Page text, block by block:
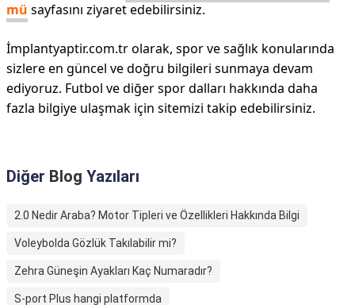
mü sayfasını ziyaret edebilirsiniz.
İmplantyaptir.com.tr olarak, spor ve sağlık konularında
sizlere en güncel ve doğru bilgileri sunmaya devam
ediyoruz. Futbol ve diğer spor dalları hakkında daha
fazla bilgiye ulaşmak için sitemizi takip edebilirsiniz.
Diğer Blog Yazıları
2.0 Nedir Araba? Motor Tipleri ve Özellikleri Hakkında Bilgi
Voleybolda Gözlük Takılabilir mi?
Zehra Güneşin Ayakları Kaç Numaradır?
S-port Plus hangi platformda